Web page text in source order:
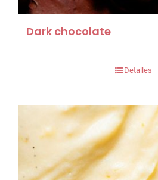
Dark chocolate
Detalles